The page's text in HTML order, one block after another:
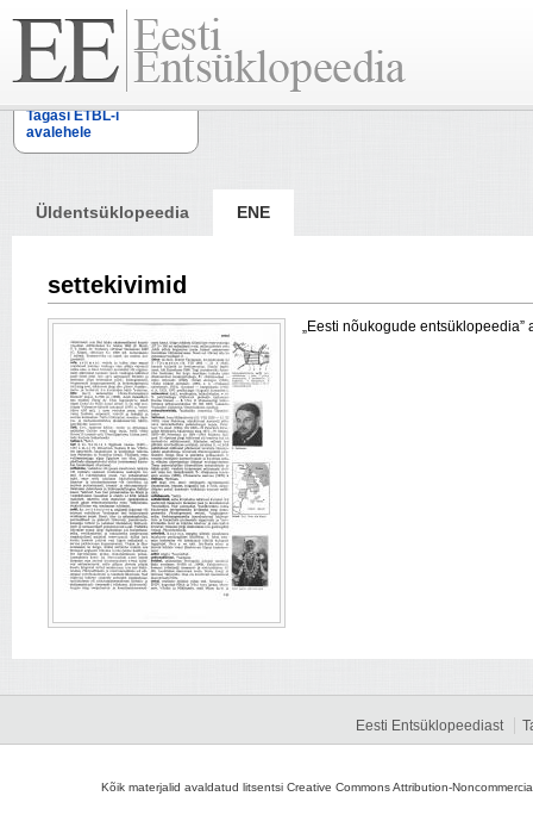
Tagasi ETBL-i
avalehele
Üldentsüklopeedia ENE
settekivimid
„Eesti nõukogude
Eesti Entsüklopeediast
Kõik materjalid avaldatud litsentsi Creative Commons Attribution-